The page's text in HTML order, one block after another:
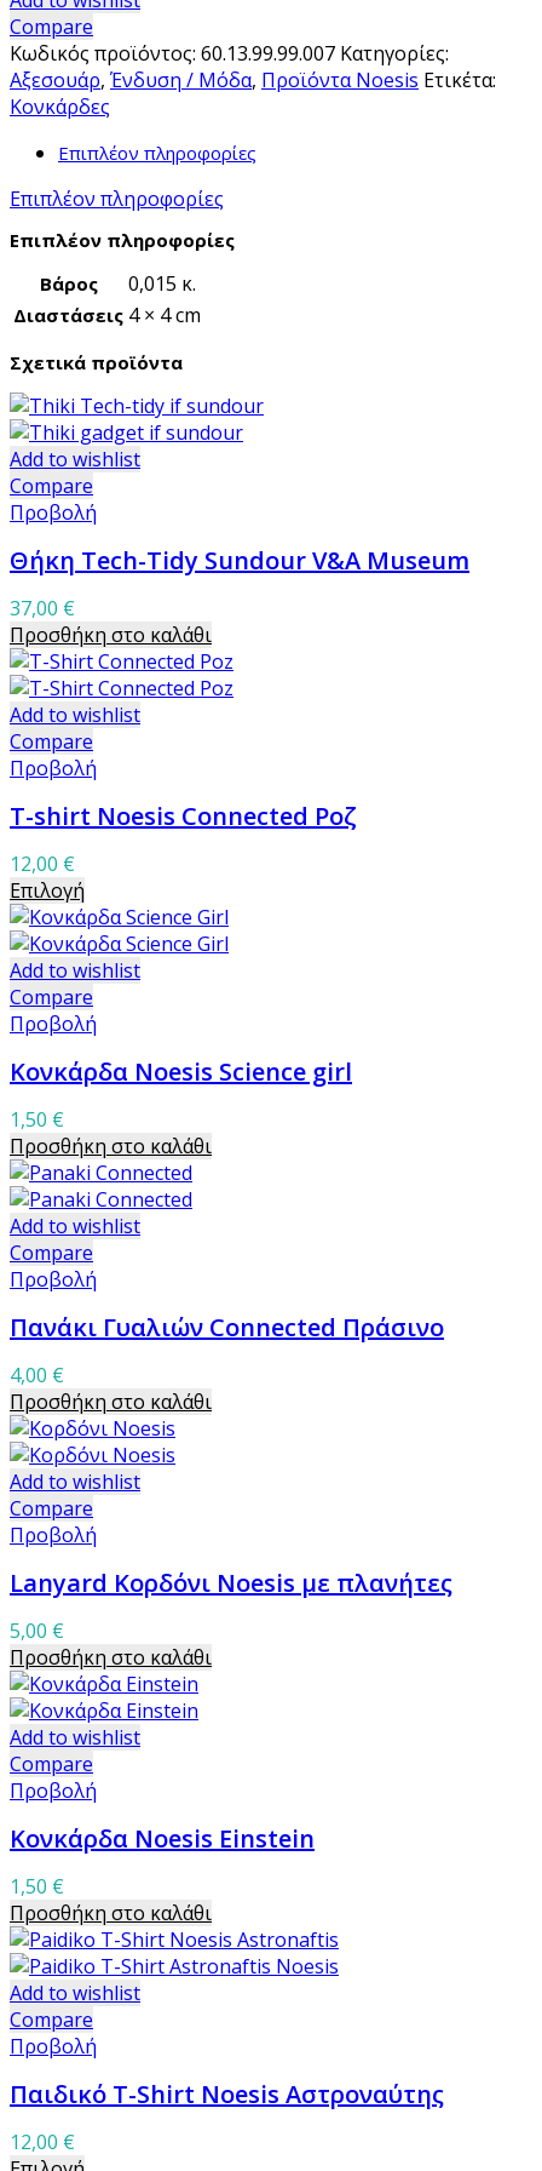
Rocks
ποσότητα
Compare
Κωδικός προϊόντος: 60.13.99.99.007 Κατηγορίες:
Αξεσουάρ, Ένδυση / Μόδα, Προϊόντα Noesis Ετικέτα:
Κονκάρδες
Επιπλέον πληροφορίες
Επιπλέον πληροφορίες
Επιπλέον πληροφορίες
Βάρος
0,015 κ.
Διαστάσεις 4 × 4 cm
Σχετικά προϊόντα
Add to wishlist
Compare
Προβολή
Θήκη Tech-Tidy Sundour V&A Museum
37,00 €
Προσθήκη στο καλάθι
Add to wishlist
Compare
Προβολή
T-shirt Noesis Connected Ροζ
12,00 €
Επιλογή
το
προϊόν
έχει
πολλαπλές
παραλλαγές.
επιλογές
επιλεγούν
στη
σελίδα
του
προϊόντος
Add to wishlist
Compare
Προβολή
Κονκάρδα Noesis Science girl
1,50 €
Προσθήκη στο καλάθι
Add to wishlist
Compare
Προβολή
Πανάκι Γυαλιών Connected Πράσινο
4,00 €
Προσθήκη στο καλάθι
Add to wishlist
Compare
Προβολή
Lanyard Κορδόνι Noesis με πλανήτες
5,00 €
Προσθήκη στο καλάθι
Add to wishlist
Compare
Προβολή
Κονκάρδα Noesis Einstein
1,50 €
Προσθήκη στο καλάθι
Add to wishlist
Compare
Προβολή
Παιδικό T-Shirt Noesis Αστροναύτης
12,00 €